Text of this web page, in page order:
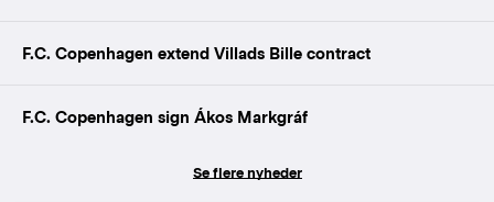
F.C. Copenhagen extend Villads Bille contract
F.C. Copenhagen sign Ákos Markgráf
Se flere nyheder